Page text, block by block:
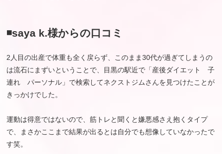
◾️saya k.様からの口コミ
2人目の出産で体重も全く戻らず、このまま30代が過ぎてしまうの
は流石にまずいということで、目黒の駅近で「産後ダイエット 子
連れ パーソナル」で検索してネクストジムさんを見つけたことが
きっかけでした。
運動は得意ではないので、筋トレと聞くと嫌悪感さえ抱くタイプ
で、まさかここまで結果が出るとは自分でも想像していなかったで
す笑。